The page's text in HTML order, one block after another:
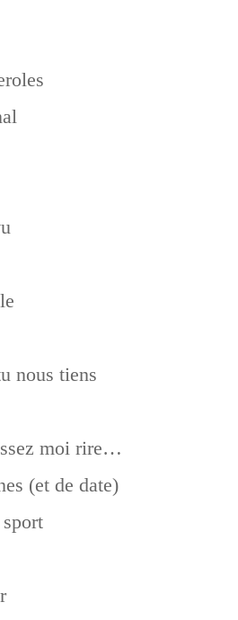
nous tiens
moi rire…
(et de date)